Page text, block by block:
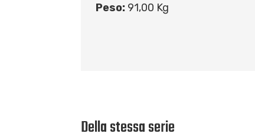
Peso: 91,00 Kg
Della stessa serie